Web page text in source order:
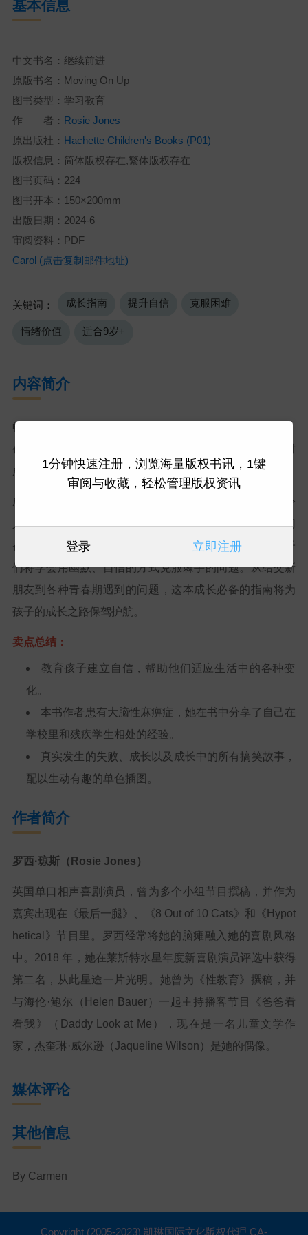
基本信息
中文书名：继续前进
原版书名：Moving On Up
图书类型：学习教育
作 者： Rosie Jones
原出版社： Hachette Children's Books (P01)
版权信息：简体版权存在,繁体版权存在
图书页码：224
图书开本：150×200mm
出版日期：2024-6
审阅资料：PDF
Carol (点击复制邮件地址)
关键词： 成长指南 提升自信 克服困难
情绪价值 适合9岁+
内容简介
畅销儿童文学作家、喜剧演员罗西·琼斯（Rosie Jones）
创作的一本教育指南，引导孩子以幽默和自信的方式面对
成长的烦恼。
成长并不容易。从面对友谊的失败、校园里的霸凌，到令
人感到尴尬的事情，对于成长中的孩子来说，所有的一切
都会感到难以解决，但有了这本指南的建议和方法，孩子
们将学会用幽默、自信的方式克服棘手的问题。从结交新
朋友到各种青春期遇到的问题，这本成长必备的指南将为
孩子的成长之路保驾护航。
卖点总结：
教育孩子建立自信，帮助他们适应生活中的各种变
化。
本书作者患有大脑性麻痹症，她在书中分享了自己在
学校里和残疾学生相处的经验。
真实发生的失败、成长以及成长中的所有搞笑故事，
配以生动有趣的单色插图。
作者简介
罗西·琼斯（Rosie Jones）
英国单口相声喜剧演员，曾为多个小组节目撰稿，并作为
嘉宾出现在《最后一腿》、《8 Out of 10 Cats》和《Hypot
hetical》节目里。罗西经常将她的脑瘫融入她的喜剧风格
中。2018 年，她在莱斯特水星年度新喜剧演员评选中获得
第二名，从此星途一片光明。她曾为《性教育》撰稿，并
与海伦·鲍尔（Helen Bauer）一起主持播客节目《爸爸看
看我》（Daddy Look at Me），现在是一名儿童文学作
家，杰奎琳·威尔逊（Jaqueline Wilson）是她的偶像。
媒体评论
其他信息
By Carmen
Copyright (2005-2023) 凯琳国际文化版权代理 CA-
1分钟快速注册，浏览海量版权书讯，1键
审阅与收藏，轻松管理版权资讯
登录 立即注册